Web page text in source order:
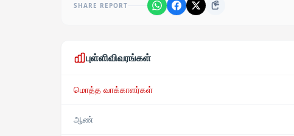
SHARE REPORT
புள்ளிவிவரங்கள்
மொத்த வாக்காளர்கள்
ஆண்